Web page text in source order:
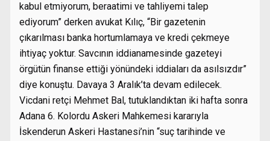
kabul etmiyorum, beraatimi ve tahliyemi talep
ediyorum” derken avukat Kılıç, “Bir gazetenin
çıkarılması banka hortumlamaya ve kredi çekmeye
ihtiyaç yoktur. Savcının iddianamesinde gazeteyi
örgütün finanse ettiği yönündeki iddiaları da asılsızdır”
diye konuştu. Davaya 3 Aralık’ta devam edilecek.
Vicdani retçi Mehmet Bal, tutuklandıktan iki hafta sonra
Adana 6. Kolordu Askeri Mahkemesi kararıyla
İskenderun Askeri Hastanesi’nin “suç tarihinde ve